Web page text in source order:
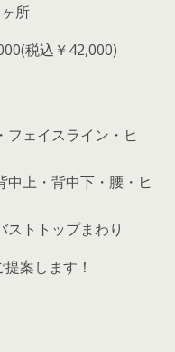
所
税込￥42,000)
ェイスライン・ヒ
上・背中下・腰・ヒ
トトップまわり
案します！